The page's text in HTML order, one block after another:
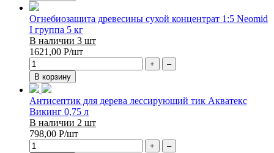
Огнебиозащита древесины сухой концентрат 1:5 Neomid
I группа 5 кг
В наличии 3 шт
1621,00 Р/шт
+
–
В корзину
Антисептик для дерева лессирующий тик Акватекс
Викинг 0,75 л
В наличии 2 шт
798,00 Р/шт
+
–